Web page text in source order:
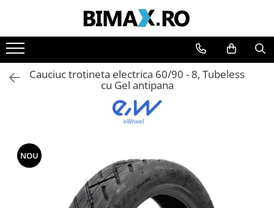
Toate Produsele
Triciclete Electrice
⬇ TIPURI
➔ Adulti - Fara permis
➔ Adulti - 2 Locuri
➔ Adulti - cu Cabina
Cauciuc trotineta electrica 60/90 - 8, Tubeless
cu Gel antipana
NOU